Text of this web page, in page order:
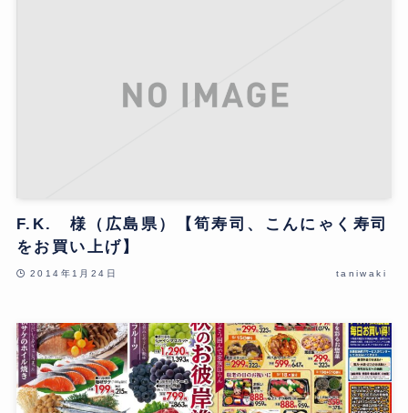
F.K. 様（広島県）【筍寿司、こんにゃく寿司
をお買い上げ】
2014年1月24日 taniwaki